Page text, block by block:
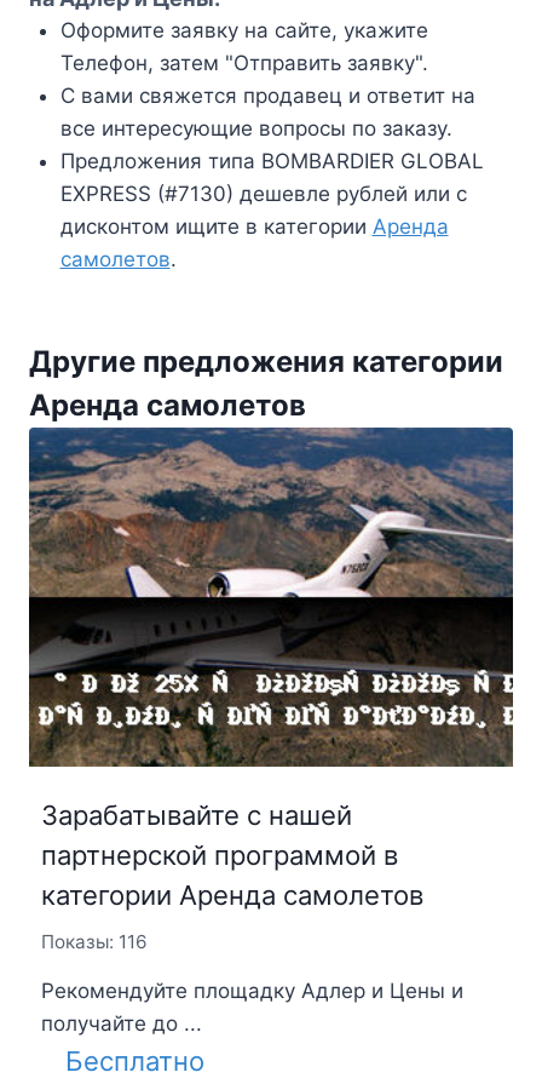
Оформите заявку на сайте, укажите
Телефон, затем "Отправить заявку".
С вами свяжется продавец и ответит на
все интересующие вопросы по заказу.
Предложения типа BOMBARDIER GLOBAL
EXPRESS (#7130) дешевле рублей или с
дисконтом ищите в категории Аренда
самолетов.
Другие предложения категории
Аренда самолетов
Зарабатывайте с нашей
партнерской программой в
категории Аренда самолетов
Показы: 116
Рекомендуйте площадку Адлер и Цены и
получайте до ...
Бесплатно